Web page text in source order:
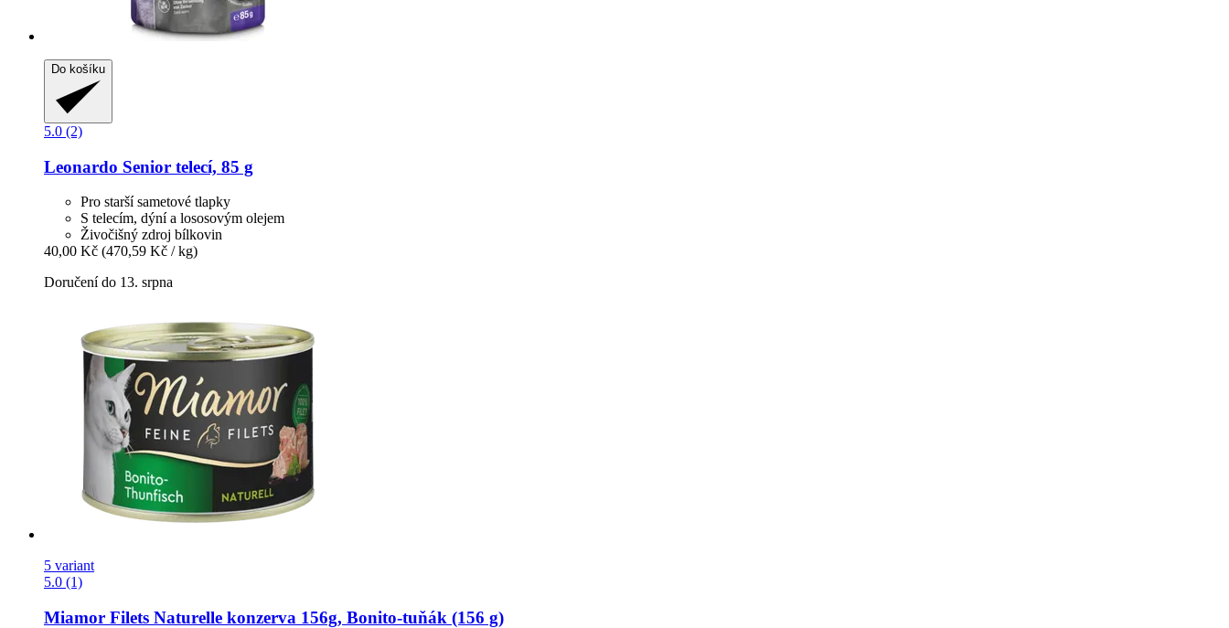
Do košíku
5.0 (2)
Leonardo Senior telecí, 85 g
Pro starší sametové tlapky
S telecím, dýní a lososovým olejem
Živočišný zdroj bílkovin
40,00 Kč (470,59 Kč / kg)
Doručení do 13. srpna
5 variant
5.0 (1)
Miamor Filets Naturelle konzerva 156g, Bonito-​tuňák (156 g)